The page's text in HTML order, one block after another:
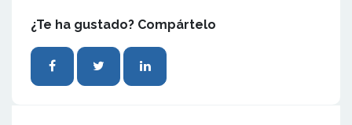
¿Te ha gustado? Compártelo